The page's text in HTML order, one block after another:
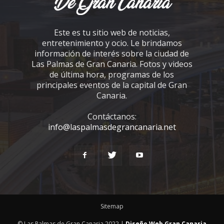
Este es tu sitio web de noticias,
entretenimiento y ocio. Le brindamos
información de interés sobre la ciudad de
Las Palmas de Gran Canaria. Fotos y videos
de última hora, programas de los
principales eventos de la capital de Gran
Canaria.
Contáctanos:
info@laspalmasdegrancanaria.net
Sitemap